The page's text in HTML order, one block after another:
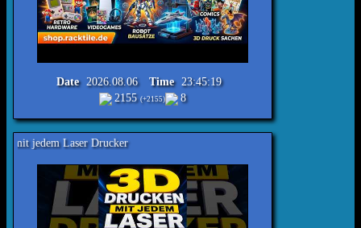
Date 2026.08.06 Time 23:45:19
2155(+2155) 8
Drucker